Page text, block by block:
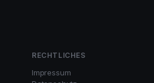
RECHTLICHES
Impressum